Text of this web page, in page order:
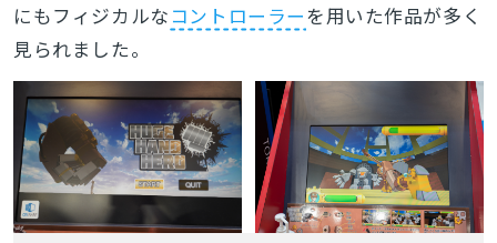
にもフィジカルな コントローラーを用いた作品が多く
見られました。